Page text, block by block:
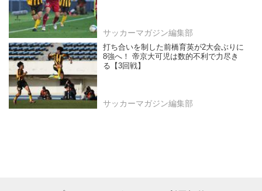
サッカーマガジン編集部
打ち合いを制した前橋育英が2大会ぶりに
8強へ！ 帝京大可児は数的不利で力尽き
る【3回戦】
サッカーマガジン編集部